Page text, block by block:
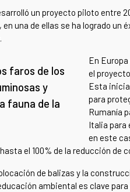
un proyecto piloto entre
una de ellas se ha logrado un
faros de los
y
fauna de la
En
el
Esta
para
Rumanía
Italia para
en este
el 100% de la reducción de
de balizas y la
ambiental es clave